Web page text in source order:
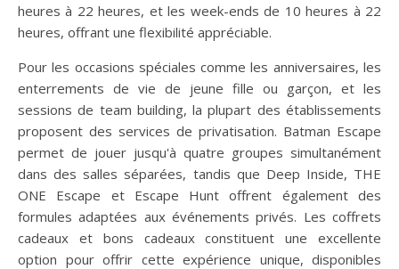
heures à 22 heures, et les week-ends de 10 heures à 22
heures, offrant une flexibilité appréciable.
Pour les occasions spéciales comme les anniversaires, les
enterrements de vie de jeune fille ou garçon, et les
sessions de team building, la plupart des établissements
proposent des services de privatisation. Batman Escape
permet de jouer jusqu'à quatre groupes simultanément
dans des salles séparées, tandis que Deep Inside, THE
ONE Escape et Escape Hunt offrent également des
formules adaptées aux événements privés. Les coffrets
cadeaux et bons cadeaux constituent une excellente
option pour offrir cette expérience unique, disponibles